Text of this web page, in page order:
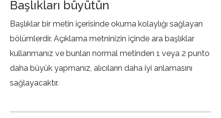
Başlıkları büyütün
Başlıklar bir metin içerisinde okuma kolaylığı sağlayan
bölümlerdir. Açıklama metninizin içinde ara başlıklar
kullanmanız ve bunları normal metinden 1 veya 2 punto
daha büyük yapmanız, alıcıların daha iyi anlamasını
sağlayacaktır.